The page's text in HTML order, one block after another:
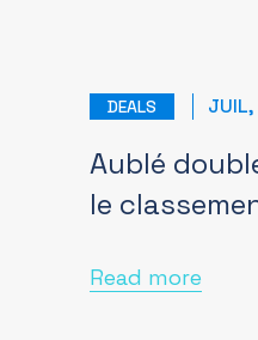
DEALS
Aublé
le
Read more